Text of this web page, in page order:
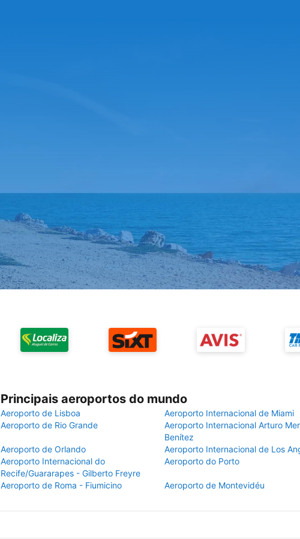
Principais aeroportos do mundo
Aeroporto de Lisboa
Aeroporto Internacional de Miami
Aeroporto de Rio Grande
Aeroporto Internacional Arturo
Benítez
Aeroporto de Orlando
Aeroporto Internacional de Los
Aeroporto Internacional do
Recife/Guararapes - Gilberto Freyre
Aeroporto do Porto
Aeroporto de Roma - Fiumicino Aeroporto de Montevidéu